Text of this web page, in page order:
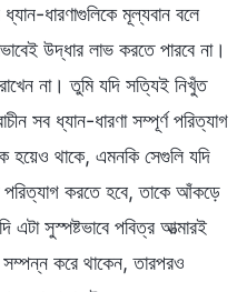
ধারণাগুলিকে মূল্যবান বলে
উদ্ধার লাভ করতে পারবে না।
না। তুমি যদি সত্যিই নিখুঁত
সব ধ্যান-ধারণা সম্পূর্ণ পরিত্যাগ
থাকে, এমনকি সেগুলি যদি
করতে হবে, তাকে আঁকড়ে
সুস্পষ্টভাবে পবিত্র আত্মারই
সম্পন্ন করে থাকেন, তারপরও